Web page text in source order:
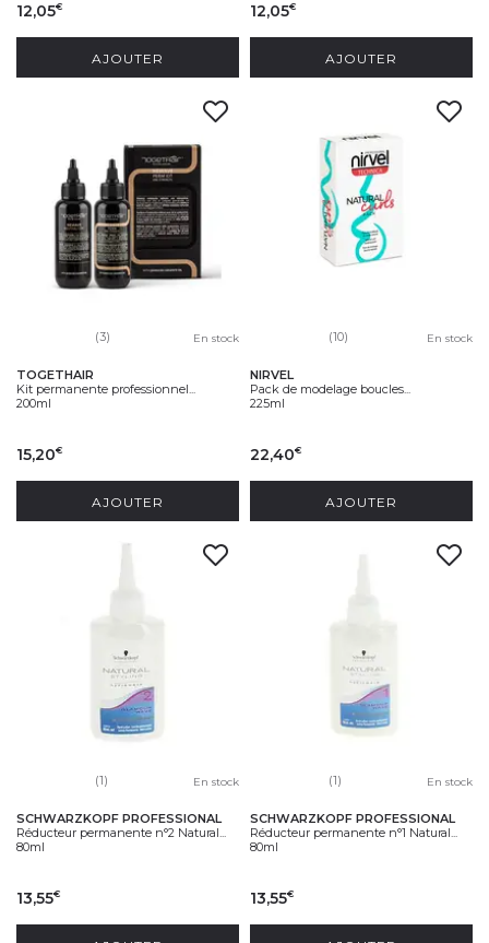
12,05€
AJOUTER
12,05€
AJOUTER
(3) En stock
TOGETHAIR
Kit permanente professionnel...
200ml
15,20€
AJOUTER
(10) En stock
NIRVEL
Pack de modelage boucles...
225ml
22,40€
AJOUTER
(1) En stock
SCHWARZKOPF PROFESSIONAL
Réducteur permanente n°2 Natural...
80ml
13,55€
(1) En stock
SCHWARZKOPF PROFESSIONAL
Réducteur permanente n°1 Natural...
80ml
13,55€